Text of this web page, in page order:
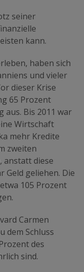
seiner
kann.
haben sich
und vieler
dieser Krise
65 Prozent
aus. Bis 2011 war
Wirtschaft
mehr Kredite
zweiten
anstatt diese
Geld geliehen. Die
105 Prozent
Carmen
dem Schluss
des
sind.